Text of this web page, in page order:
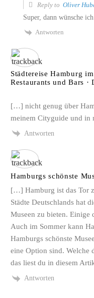
Reply to Oliver
Super, dann wünsche
Antworten
Städtereise Hamburg
Restaurants und Bars ·
[…] nicht genug über
meinem Cityguide und
Antworten
Hamburgs schönste
[…] Hamburg ist das Tor
Städte Deutschlands hat
Museen zu bieten. Einige
Auch im Sommer kann
Hamburgs schönste
eine Option sind. Welche
das liest du in diesem
Antworten